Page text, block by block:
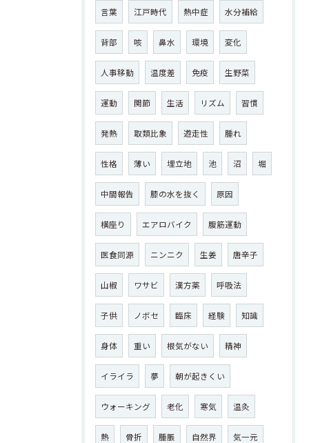
言葉 江戸時代 熱中症 水分補給
背部 咳 鼻水 環境 変化
人事移動 温度差 免疫 生野菜
運動 関節 生活 リズム 習慣
発熱 取類比象 遊走性 腫れ
性格 薄い 埋立地 池 沼 堀
中間報告 膝の水を抜く 原因
横座り エアロバイク 腹筋運動
医食同源 ニンニク 生姜 唐辛子
山椒 ワサビ 漢方薬 呼吸法
子供 ノボセ 臨床 経験 知識
身体 重い 根気がない 精神
イライラ 夢 朝が起きくい
ウォーキング 老化 寒気 温灸
熱 骨折 腫脹 自然界 気一元